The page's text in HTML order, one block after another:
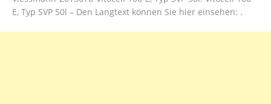
E, Typ SVP 50l – Den Langtext können Sie hier einsehen: .